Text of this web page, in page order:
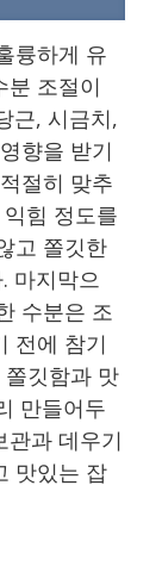
륭하게 유
분 조절이
근, 시금치,
향을 받기
절히 맞추
힘 정도를
고 쫄깃한
마지막으
수분은 조
전에 참기
깃함과 맛
만들어두
관과 데우기
맛있는 잡